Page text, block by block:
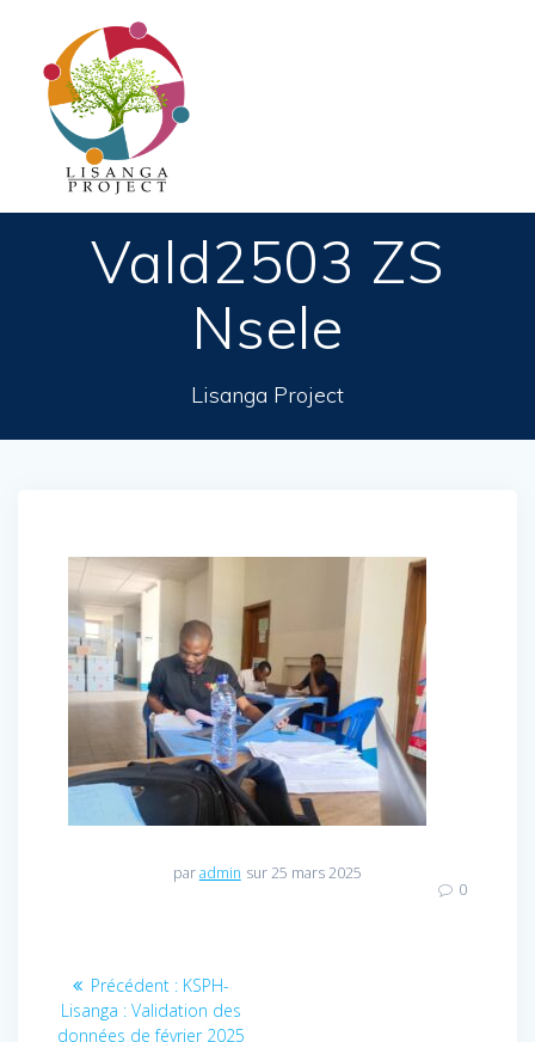
Vald2503 ZS
Nsele
Lisanga Project
paradmin sur 25 mars 2025
0
Navigation
Précédent : Article
précédent
:
KSPH-
Lisanga : Validation des
données de février 2025